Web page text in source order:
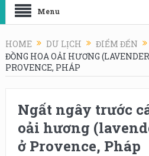
Menu
HOME DU LỊCH ĐIỂM ĐẾN
ĐỒNG HOA OẢI HƯƠNG
PROVENCE, PHÁP
Ngất ngây trước
oải hương
ở Provence, Pháp